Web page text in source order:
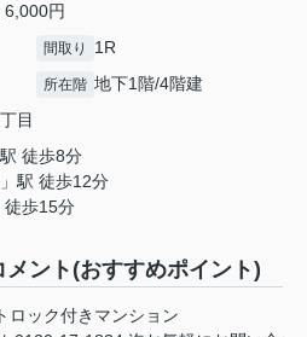
円
間取り 1R
所在階 地下1階/4階建
目
駅 徒歩8分
」駅 徒歩12分
徒歩15分
ント(おすすめポイント)
ック付きマンション